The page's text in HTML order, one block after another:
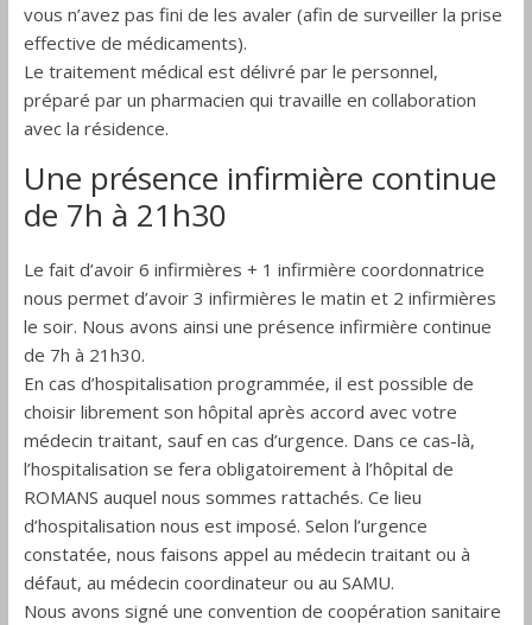
vous n’avez pas fini de les avaler (afin de surveiller la prise
effective de médicaments).
Le traitement médical est délivré par le personnel,
préparé par un pharmacien qui travaille en collaboration
avec la résidence.
Une présence infirmière continue
de 7h à 21h30
Le fait d’avoir 6 infirmières + 1 infirmière coordonnatrice
nous permet d’avoir 3 infirmières le matin et 2 infirmières
le soir. Nous avons ainsi une présence infirmière continue
de 7h à 21h30.
En cas d’hospitalisation programmée, il est possible de
choisir librement son hôpital après accord avec votre
médecin traitant, sauf en cas d’urgence. Dans ce cas-là,
l’hospitalisation se fera obligatoirement à l’hôpital de
ROMANS auquel nous sommes rattachés. Ce lieu
d’hospitalisation nous est imposé. Selon l’urgence
constatée, nous faisons appel au médecin traitant ou à
défaut, au médecin coordinateur ou au SAMU.
Nous avons signé une convention de coopération sanitaire